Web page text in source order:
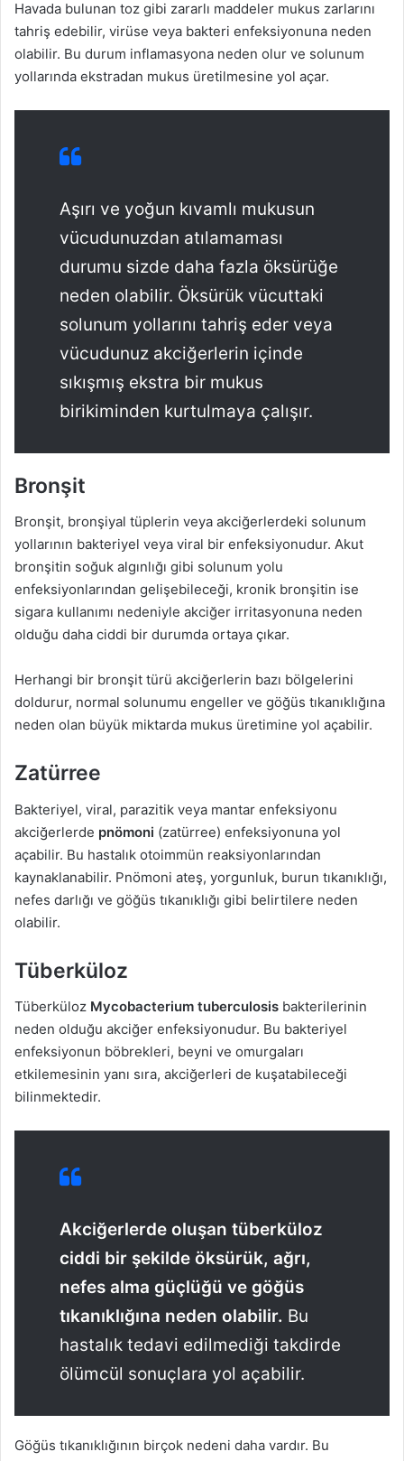
Havada bulunan toz gibi zararlı maddeler mukus zarlarını
tahriş edebilir, virüse veya bakteri enfeksiyonuna neden
olabilir. Bu durum inflamasyona neden olur ve solunum
yollarında ekstradan mukus üretilmesine yol açar.
Aşırı ve yoğun kıvamlı mukusun
vücudunuzdan atılamaması
durumu sizde daha fazla öksürüğe
neden olabilir. Öksürük vücuttaki
solunum yollarını tahriş eder veya
vücudunuz akciğerlerin içinde
sıkışmış ekstra bir mukus
birikiminden kurtulmaya çalışır.
Bronşit
Bronşit, bronşiyal tüplerin veya akciğerlerdeki solunum
yollarının bakteriyel veya viral bir enfeksiyonudur. Akut
bronşitin soğuk algınlığı gibi solunum yolu
enfeksiyonlarından gelişebileceği, kronik bronşitin ise
sigara kullanımı nedeniyle akciğer irritasyonuna neden
olduğu daha ciddi bir durumda ortaya çıkar.
Herhangi bir bronşit türü akciğerlerin bazı bölgelerini
doldurur, normal solunumu engeller ve göğüs tıkanıklığına
neden olan büyük miktarda mukus üretimine yol açabilir.
Zatürree
Bakteriyel, viral, parazitik veya mantar enfeksiyonu
akciğerlerde pnömoni (zatürree) enfeksiyonuna yol
açabilir. Bu hastalık otoimmün reaksiyonlarından
kaynaklanabilir. Pnömoni ateş, yorgunluk, burun tıkanıklığı,
nefes darlığı ve göğüs tıkanıklığı gibi belirtilere neden
olabilir.
Tüberküloz
Tüberküloz Mycobacterium tuberculosis bakterilerinin
neden olduğu akciğer enfeksiyonudur. Bu bakteriyel
enfeksiyonun böbrekleri, beyni ve omurgaları
etkilemesinin yanı sıra, akciğerleri de kuşatabileceği
bilinmektedir.
Akciğerlerde oluşan tüberküloz
ciddi bir şekilde öksürük, ağrı,
nefes alma güçlüğü ve göğüs
tıkanıklığına neden olabilir. Bu
hastalık tedavi edilmediği takdirde
ölümcül sonuçlara yol açabilir.
Göğüs tıkanıklığının birçok nedeni daha vardır. Bu